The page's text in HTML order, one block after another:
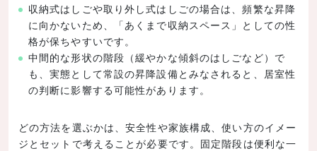
収納式はしごや取り外し式はしごの場合は、頻繁な昇降
に向かないため、「あくまで収納スペース」としての性
格が保ちやすいです。
中間的な形状の階段（緩やかな傾斜のはしごなど）で
も、実態として常設の昇降設備とみなされると、居室性
の判断に影響する可能性があります。
どの方法を選ぶかは、安全性や家族構成、使い方のイメー
ジとセットで考えることが必要です。固定階段は便利な一